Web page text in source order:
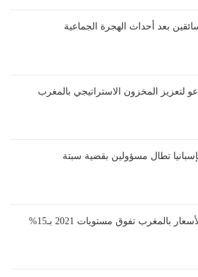
لتعزيز المخزون الاستراتيجي بالمغرب
تطال مسؤولين بقضية سبتة
بالمغرب تفوق مستويات 2021 بـ15%